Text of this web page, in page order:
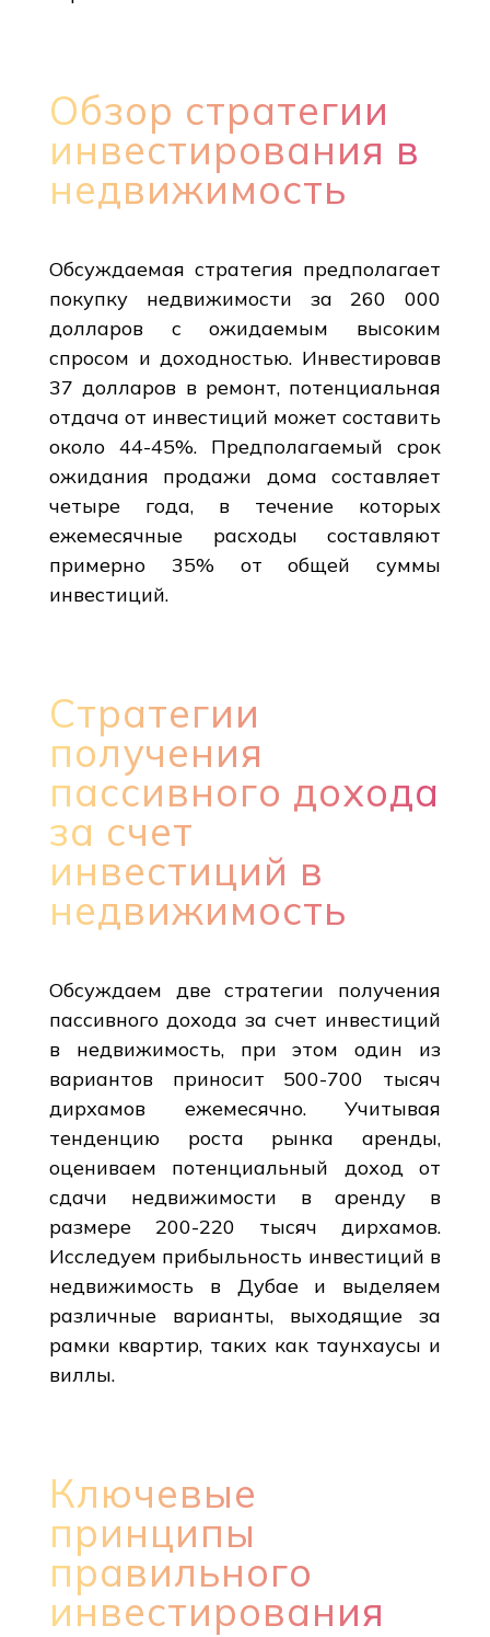
Обзор стратегии
инвестирования в
недвижимость
Обсуждаемая стратегия предполагает
покупку недвижимости за 260 000
долларов с ожидаемым высоким
спросом и доходностью. Инвестировав
37 долларов в ремонт, потенциальная
отдача от инвестиций может составить
около 44-45%. Предполагаемый срок
ожидания продажи дома составляет
четыре года, в течение которых
ежемесячные расходы составляют
примерно 35% от общей суммы
инвестиций.
Стратегии
получения
пассивного дохода
за счет
инвестиций в
недвижимость
Обсуждаем две стратегии получения
пассивного дохода за счет инвестиций
в недвижимость, при этом один из
вариантов приносит 500-700 тысяч
дирхамов ежемесячно. Учитывая
тенденцию роста рынка аренды,
оцениваем потенциальный доход от
сдачи недвижимости в аренду в
размере 200-220 тысяч дирхамов.
Исследуем прибыльность инвестиций в
недвижимость в Дубае и выделяем
различные варианты, выходящие за
рамки квартир, таких как таунхаусы и
виллы.
Ключевые
принципы
правильного
инвестирования